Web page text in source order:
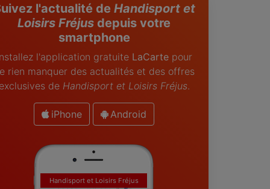
l'actualité de Handisport et
Loisirs Fréjus depuis votre
smartphone
l'application gratuite LaCartepour
rien manquer des actualités et des offres
de Handisport et Loisirs Fréjus.
iPhone Android
Handisport et Loisirs Fréjus